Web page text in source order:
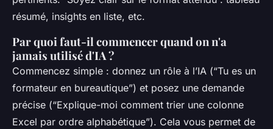
résumé, insights en liste, etc.
Par quoi faut-il commencer quand on n'a
jamais utilisé d'IA ?
Commencez simple : donnez un rôle à l’IA (“Tu es un
formateur en bureautique”) et posez une demande
précise (“Explique-moi comment trier une colonne
Excel par ordre alphabétique”). Cela vous permet de